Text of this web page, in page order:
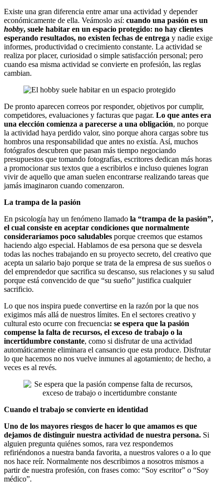
Existe una gran diferencia entre amar una actividad y depender
económicamente de ella. Veámoslo así: cuando una pasión es un
hobby, suele habitar en un espacio protegido: no hay clientes
esperando resultados, no existen fechas de entrega y nadie exige
informes, productividad o crecimiento constante. La actividad se
realiza por placer, curiosidad o simple satisfacción personal; pero
cuando esa misma actividad se convierte en profesión, las reglas
cambian.
De pronto aparecen correos por responder, objetivos por cumplir,
competidores, evaluaciones y facturas que pagar. Lo que antes era
una elección comienza a parecerse a una obligación, no porque
la actividad haya perdido valor, sino porque ahora cargas sobre tus
hombros una responsabilidad que antes no existía. Así, muchos
fotógrafos descubren que pasan más tiempo negociando
presupuestos que tomando fotografías, escritores dedican más horas
a promocionar sus textos que a escribirlos e incluso quienes logran
vivir de aquello que aman suelen encontrarse realizando tareas que
jamás imaginaron cuando comenzaron.
La trampa de la pasión
En psicología hay un fenómeno llamado la “trampa de la pasión”,
el cual consiste en aceptar condiciones que normalmente
consideraríamos poco saludables porque creemos que estamos
haciendo algo especial. Hablamos de esa persona que se desvela
todas las noches trabajando en su proyecto secreto, del creativo que
acepta un salario bajo porque se trata de la empresa de sus sueños o
del emprendedor que sacrifica su descanso, sus relaciones y su salud
porque está convencido de que “su sueño” justifica cualquier
sacrificio.
Lo que nos inspira puede convertirse en la razón por la que nos
exigimos más allá de nuestros límites. En el sectores creativo y
cultural esto ocurre con frecuencia: se espera que la pasión
compense la falta de recursos, el exceso de trabajo o la
incertidumbre constante, como si disfrutar de una actividad
automáticamente eliminara el cansancio que esta produce. Disfrutar
lo que hacemos no nos vuelve inmunes al agotamiento; de hecho, a
veces es al revés.
Cuando el trabajo se convierte en identidad
Uno de los mayores riesgos de hacer lo que amamos es que
dejamos de distinguir nuestra actividad de nuestra persona. Si
alguien pregunta quiénes somos, rara vez respondemos
refiriéndonos a nuestra banda favorita, a nuestros valores o a lo que
nos hace reír. Normalmente nos describimos a nosotros mismos a
partir de nuestra profesión, con frases como: “Soy escritor” o “Soy
médico”.